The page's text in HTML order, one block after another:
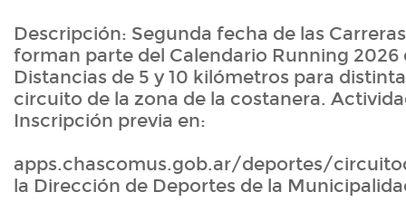
Descripción: Segunda fecha de las
forman parte del Calendario Running 2026
Distancias de 5 y 10 kilómetros para
circuito de la zona de la costanera.
Inscripción previa en:
apps.chascomus.gob.ar/deportes/
la Dirección de Deportes de la